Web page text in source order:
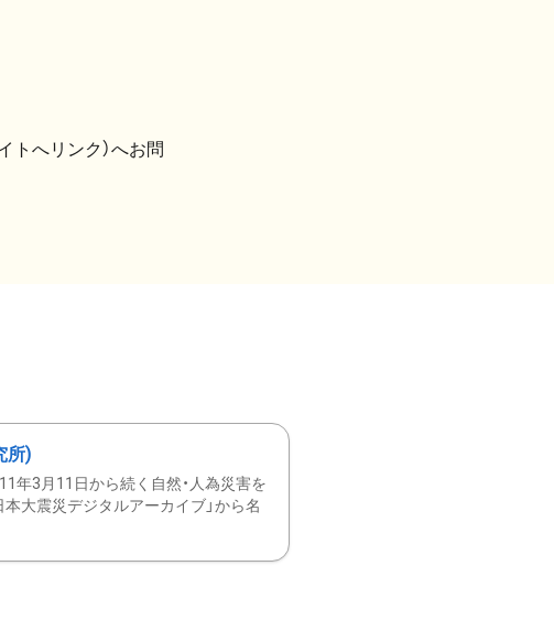
トへリンク）へお問
所)
年3月11日から続く自然・人為災害を
大震災デジタルアーカイブ」から名